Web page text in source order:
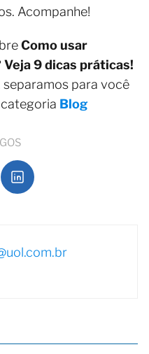
Acompanhe!
Como usar
9 dicas práticas!
para você
Blog